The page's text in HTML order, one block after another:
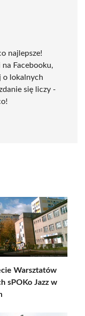
najlepsze!
na Facebooku,
o lokalnych
się liczy -
Warsztatów
sPOKo Jazz w